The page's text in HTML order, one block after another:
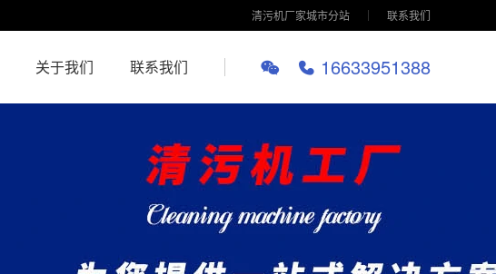
清污机厂家城市分站 联系我们
16633951388
关于我们 联系我们